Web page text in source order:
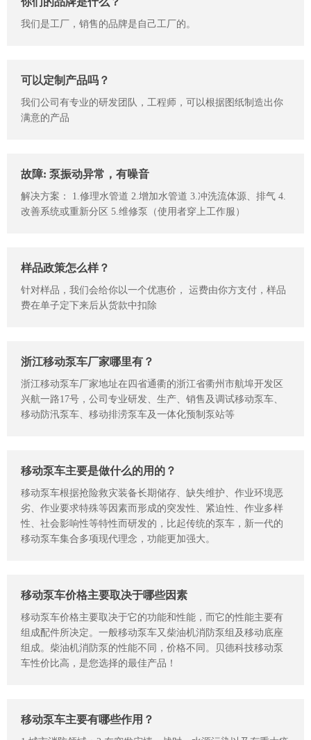
我们是工厂，销售的品牌是自己工厂的。
可以定制产品吗？
我们公司有专业的研发团队，工程师，可以根据图纸制造出你
满意的产品
故障: 泵振动异常，有噪音
解决方案： 1.修理水管道 2.增加水管道 3.冲洗流体源、排气 4.
改善系统或重新分区 5.维修泵（使用者穿上工作服）
样品政策怎么样？
针对样品，我们会给你以一个优惠价， 运费由你方支付，样品
费在单子定下来后从货款中扣除
浙江移动泵车厂家哪里有？
浙江移动泵车厂家地址在四省通衢的浙江省衢州市航埠开发区
兴航一路17号，公司专业研发、生产、销售及调试移动泵车、
移动防汛泵车、移动排涝泵车及一体化预制泵站等
移动泵车主要是做什么的用的？
移动泵车根据抢险救灾装备长期储存、缺失维护、作业环境恶
劣、作业要求特殊等因素而形成的突发性、紧迫性、作业多样
性、社会影响性等特性而研发的，比起传统的泵车，新一代的
移动泵车集合多项现代理念，功能更加强大。
移动泵车价格主要取决于哪些因素
移动泵车价格主要取决于它的功能和性能，而它的性能主要有
组成配件所决定。一般移动泵车又柴油机消防泵组及移动底座
组成。柴油机消防泵的性能不同，价格不同。贝德科技移动泵
车性价比高，是您选择的最佳产品！
移动泵车主要有哪些作用？